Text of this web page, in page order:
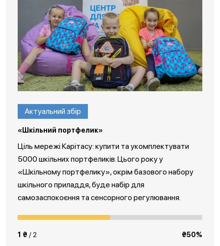
Актуальний збір
«Шкільний портфелик»
Ціль мережі Карітасу: купити та укомплектувати
5000 шкільних портфеликів. Цього року у
«Шкільному портфелику», окрім базового набору
шкільного приладдя, буде набір для
самозаспокоєння та сенсорного регулювання.
1 ₴ / 2 ₴50%